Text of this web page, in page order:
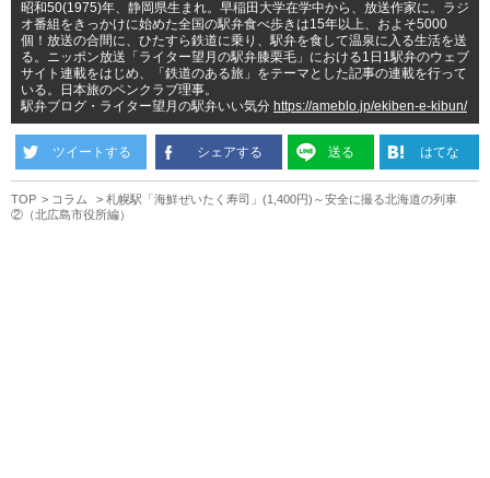
昭和50(1975)年、静岡県生まれ。早稲田大学在学中から、放送作家に。ラジ
オ番組をきっかけに始めた全国の駅弁食べ歩きは15年以上、およそ5000
個！放送の合間に、ひたすら鉄道に乗り、駅弁を食して温泉に入る生活を送
る。ニッポン放送「ライター望月の駅弁膝栗毛」における1日1駅弁のウェブ
サイト連載をはじめ、「鉄道のある旅」をテーマとした記事の連載を行って
いる。日本旅のペンクラブ理事。
駅弁ブログ・ライター望月の駅弁いい気分 https://ameblo.jp/ekiben-e-kibun/
ツイートする シェアする 送る はてな
TOP コラム
札幌駅「海鮮ぜいたく寿司」(1,400円)～安全に撮る北海道の列車
②（北広島市役所編）